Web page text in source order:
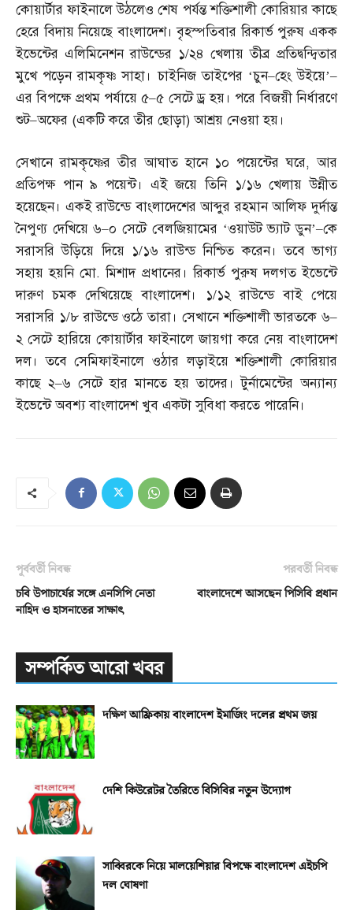
কোয়ার্টার ফাইনালে উঠলেও শেষ পর্যন্ত শক্তিশালী কোরিয়ার কাছে
হেরে বিদায় নিয়েছে বাংলাদেশ। বৃহস্পতিবার রিকার্ভ পুরুষ একক
ইভেন্টের এলিমিনেশন রাউন্ডের ১/২৪ খেলায় তীব্র প্রতিদ্বন্দ্বিতার
মুখে পড়েন রামকৃষ্ণ সাহা। চাইনিজ তাইপের ‘চুন–হেং উইয়ে’–
এর বিপক্ষে প্রথম পর্যায়ে ৫–৫ সেটে ড্র হয়। পরে বিজয়ী নির্ধারণে
শুট–অফের (একটি করে তীর ছোড়া)আশ্রয় নেওয়া হয়।
সেখানে রামকৃষ্ণের তীর আঘাত হানে ১০ পয়েন্টের ঘরে,আর
প্রতিপক্ষ পান ৯ পয়েন্ট। এই জয়ে তিনি ১/১৬ খেলায় উন্নীত
হয়েছেন। একই রাউন্ডে বাংলাদেশের আব্দুর রহমান আলিফ দুর্দান্ত
নৈপুণ্য দেখিয়ে ৬–০ সেটে বেলজিয়ামের ‘ওয়াউট ভ্যাট ডুন’–কে
সরাসরি উড়িয়ে দিয়ে ১/১৬ রাউন্ড নিশ্চিত করেন। তবে ভাগ্য
সহায় হয়নি মো.মিশাদ প্রধানের। রিকার্ভ পুরুষ দলগত ইভেন্টে
দারুণ চমক দেখিয়েছে বাংলাদেশ। ১/১২ রাউন্ডে বাই পেয়ে
সরাসরি ১/৮ রাউন্ডে ওঠে তারা। সেখানে শক্তিশালী ভারতকে ৬–
২ সেটে হারিয়ে কোয়ার্টার ফাইনালে জায়গা করে নেয় বাংলাদেশ
দল। তবে সেমিফাইনালে ওঠার লড়াইয়ে শক্তিশালী কোরিয়ার
কাছে ২–৬ সেটে হার মানতে হয় তাদের। টুর্নামেন্টের অন্যান্য
ইভেন্টে অবশ্য বাংলাদেশ খুব একটা সুবিধা করতে পারেনি।
পূর্ববর্তী নিবন্ধ
চবি উপাচার্যের সঙ্গে এনসিপি নেতা
নাহিদ ও হাসনাতের সাক্ষাৎ
পরবর্তী নিবন্ধ
বাংলাদেশে আসছেন পিসিবি প্রধান
সম্পর্কিত আরো খবর
দক্ষিণ আফ্রিকায় বাংলাদেশ ইমার্জিং দলের প্রথম জয়
দেশি কিউরেটর তৈরিতে বিসিবির নতুন উদ্যোগ
সাব্বিরকে নিয়ে মালয়েশিয়ার বিপক্ষে বাংলাদেশ এইচপি
দল ঘোষণা